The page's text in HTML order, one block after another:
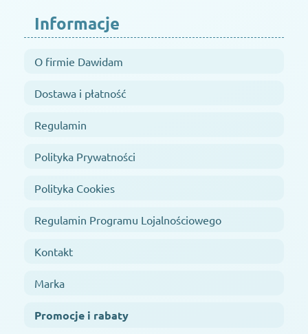
Informacje
O firmie Dawidam
Dostawa i płatność
Regulamin
Polityka Prywatności
Polityka Cookies
Regulamin Programu Lojalnościowego
Kontakt
Marka
Promocje i rabaty